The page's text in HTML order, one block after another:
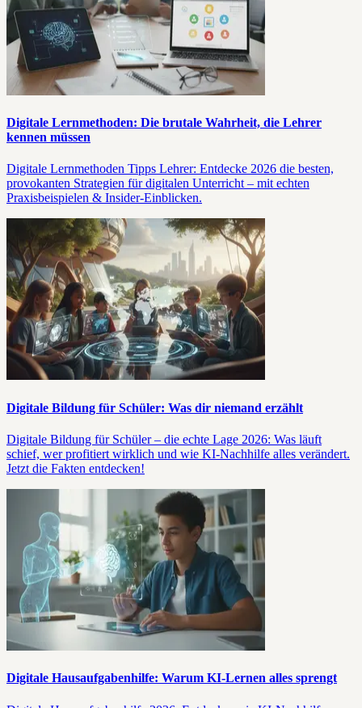
Digitale Lernmethoden: Die brutale Wahrheit, die Lehrer
kennen müssen
Digitale Lernmethoden Tipps Lehrer: Entdecke 2026 die besten,
provokanten Strategien für digitalen Unterricht – mit echten
Praxisbeispielen & Insider-Einblicken.
Digitale Bildung für Schüler: Was dir niemand erzählt
Digitale Bildung für Schüler – die echte Lage 2026: Was läuft
schief, wer profitiert wirklich und wie KI-Nachhilfe alles verändert.
Jetzt die Fakten entdecken!
Digitale Hausaufgabenhilfe: Warum KI-Lernen alles sprengt